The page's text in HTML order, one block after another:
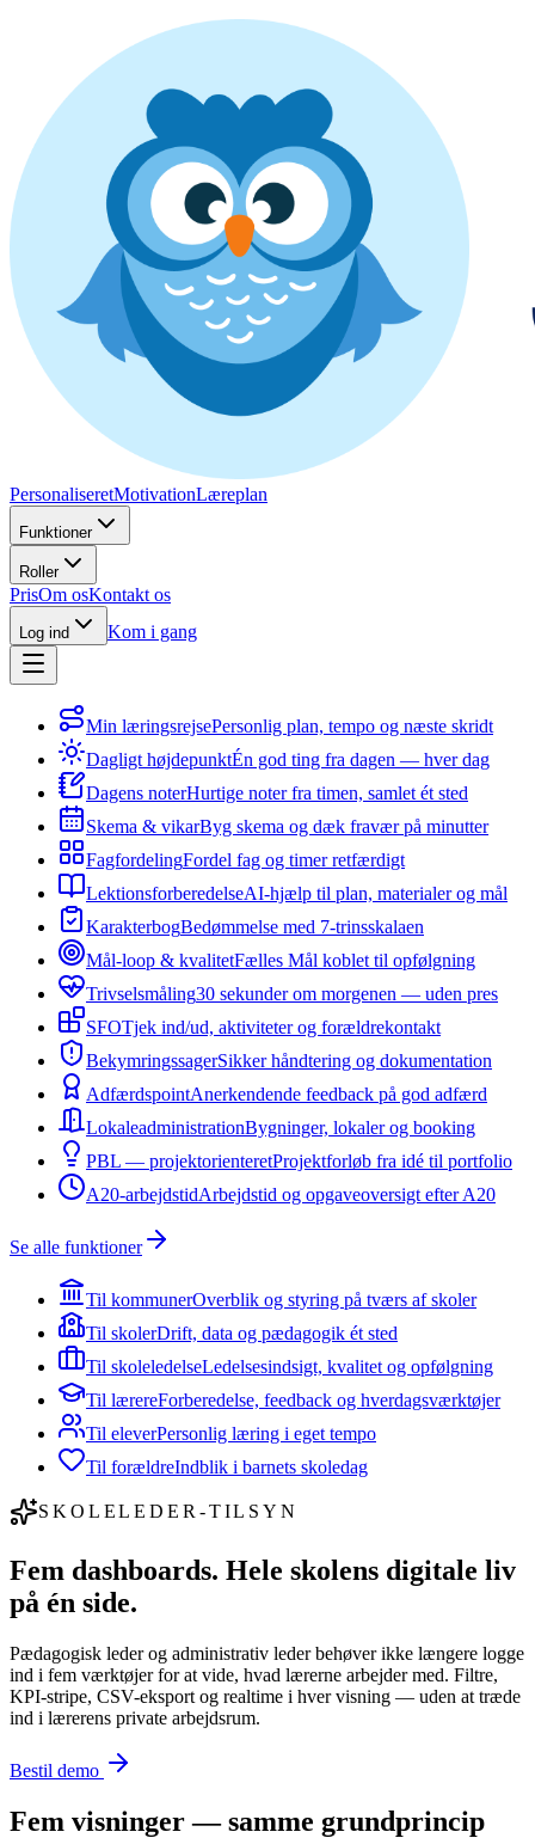
PersonaliseretMotivationLæreplan
Funktioner
Roller
PrisOm osKontakt os
Log ind Kom i gang
Min læringsrejsePersonlig plan, tempo og næste skridt
Dagligt højdepunktÉn god ting fra dagen — hver dag
Dagens noterHurtige noter fra timen, samlet ét sted
Skema & vikarByg skema og dæk fravær på minutter
FagfordelingFordel fag og timer retfærdigt
LektionsforberedelseAI-hjælp til plan, materialer og mål
KarakterbogBedømmelse med 7-trinsskalaen
Mål-loop & kvalitetFælles Mål koblet til opfølgning
Trivselsmåling30 sekunder om morgenen — uden pres
SFOTjek ind/ud, aktiviteter og forældrekontakt
BekymringssagerSikker håndtering og dokumentation
AdfærdspointAnerkendende feedback på god adfærd
LokaleadministrationBygninger, lokaler og booking
PBL — projektorienteretProjektforløb fra idé til portfolio
A20-arbejdstidArbejdstid og opgaveoversigt efter A20
Se alle funktioner
Til kommunerOverblik og styring på tværs af skoler
Til skolerDrift, data og pædagogik ét sted
Til skoleledelseLedelsesindsigt, kvalitet og opfølgning
Til lærereForberedelse, feedback og hverdagsværktøjer
Til eleverPersonlig læring i eget tempo
Til forældreIndblik i barnets skoledag
SKOLELEDER-TILSYN
Fem dashboards. Hele skolens digitale liv
på én side.
Pædagogisk leder og administrativ leder behøver ikke længere logge
ind i fem værktøjer for at vide, hvad lærerne arbejder med. Filtre,
KPI-stripe, CSV-eksport og realtime i hver visning — uden at træde
ind i lærerens private arbejdsrum.
Bestil demo
Fem visninger — samme grundprincip